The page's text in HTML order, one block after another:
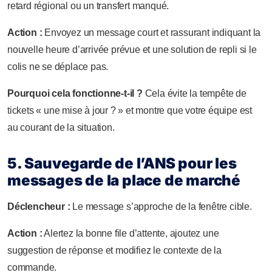
retard régional ou un transfert manqué.
Action : Envoyez un message court et rassurant indiquant la
nouvelle heure d’arrivée prévue et une solution de repli si le
colis ne se déplace pas.
Pourquoi cela fonctionne-t-il ? Cela évite la tempête de
tickets « une mise à jour ? » et montre que votre équipe est
au courant de la situation.
5. Sauvegarde de l’ANS pour les
messages de la place de marché
Déclencheur : Le message s’approche de la fenêtre cible.
Action :Alertez la bonne file d’attente, ajoutez une
suggestion de réponse et modifiez le contexte de la
commande.